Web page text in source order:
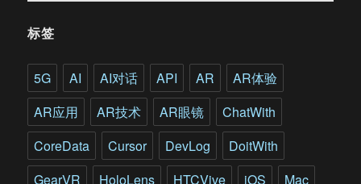
出
手
了!
标签
5G AI AI对话 API AR
AR体验
AR应用
AR技术 AR眼镜
ChatWith
CoreData
Cursor DevLog
DoitWith
GearVR
HoloLens HTCVive iOS
Mac